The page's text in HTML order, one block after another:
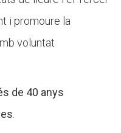
i promoure la
voluntat
de 40 anys